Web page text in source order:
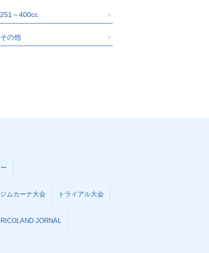
251～400cc
その他
ジムカーナ大会 トライアル大会
JORNAL